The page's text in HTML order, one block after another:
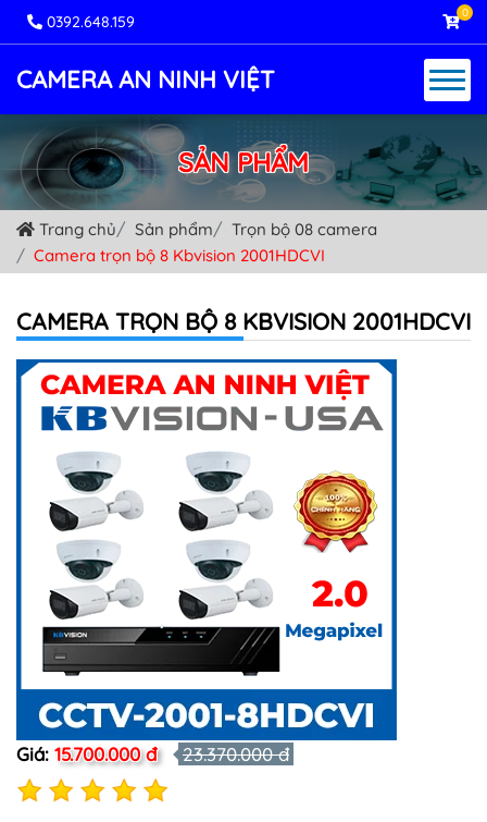
0392.648.159 0
CAMERA AN NINH VIỆT
SẢN PHẨM
Trang chủ Sản phẩm
Trọn bộ 08 camera
Camera trọn bộ 8 Kbvision 2001HDCVI
CAMERA TRỌN BỘ 8 KBVISION 2001HDCVI
Giá: 15.700.000 đ 23.370.000 đ